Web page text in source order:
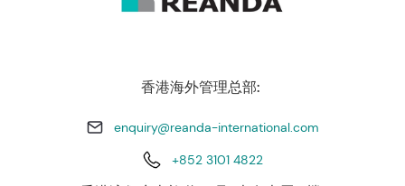
香港海外管理总部:
enquiry@reanda-international.com
+852 3101 4822